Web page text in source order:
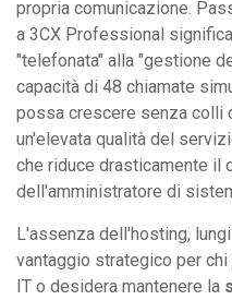
propria comunicazione.
a 3CX Professional
"telefonata" alla "gestione
capacità di 48 chiamate
possa crescere senza colli
un'elevata qualità del
che riduce drasticamente il
dell'amministratore di
L'assenza dell'hosting,
vantaggio strategico per
IT o desidera mantenere la